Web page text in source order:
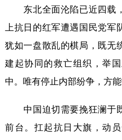
东北全面沦陷已近四载
上抗日的红军遭遇国民党军
犹如一盘散乱的棋局，既无
建起协同的救亡组织，举
中。唯有停止内部纷争，方能
中国迫切需要挽狂澜于既
前台。扛起抗日大旗，动